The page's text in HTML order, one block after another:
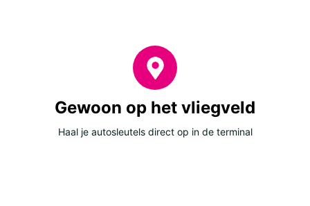
Gewoon op het vliegveld
Haal je autosleutels direct op in de terminal